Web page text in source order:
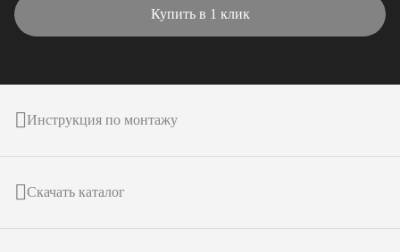
Купить в 1 клик
Инструкция по монтажу
Скачать каталог